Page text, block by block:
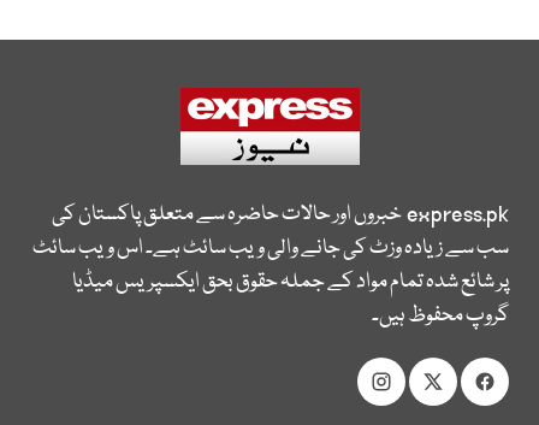
express.pkخبروں اور حالات حاضرہ سے متعلق پاکستان کی
سب سے زیادہ وزٹ کی جانے والی ویب سائٹ ہے۔ اس ویب سائٹ
پر شائع شدہ تمام مواد کے جملہ حقوق بحق ایکسپریس میڈیا
گروپ محفوظ ہیں۔